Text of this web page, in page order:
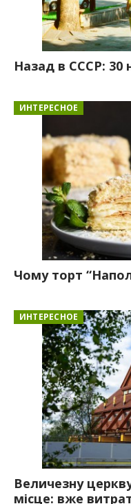
Назад в СССР: 30
ИНТЕРЕСНОЕ
Чому торт
ИНТЕРЕСНОЕ
Величезну
місце: вже